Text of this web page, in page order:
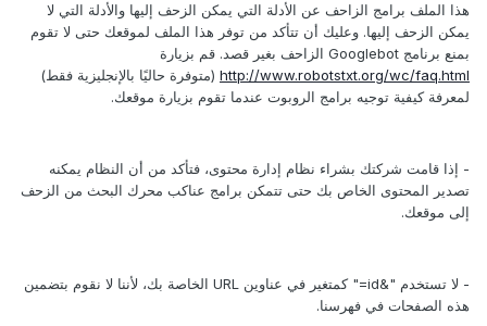
هذا الملف برامج الزاحف عن الأدلة التي يمكن الزحف إليها والأدلة التي لا
يمكن الزحف إليها. وعليك أن تتأكد من توفر هذا الملف لموقعك حتى لا تقوم
بمنع برنامج Googlebot الزاحف بغير قصد. قم بزيارة
http://www.robotstxt.org/wc/faq.html(متوفرة حاليًا بالإنجليزية فقط)
لمعرفة كيفية توجيه برامج الروبوت عندما تقوم بزيارة موقعك.
- إذا قامت شركتك بشراء نظام إدارة محتوى، فتأكد من أن النظام يمكنه
تصدير المحتوى الخاص بك حتى تتمكن برامج عناكب محرك البحث من الزحف
إلى موقعك.
- لا تستخدم "&id=" كمتغير في عناوين URL الخاصة بك، لأننا لا نقوم بتضمين
هذه الصفحات في فهرسنا.